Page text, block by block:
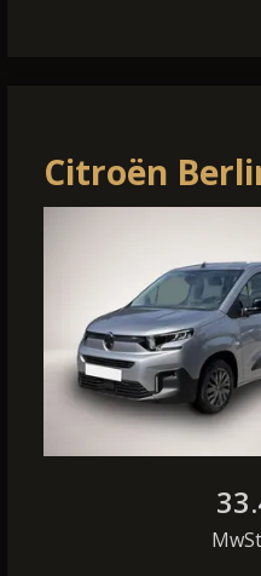
Citroën
Plus 1,5 130
EAT8 Klima